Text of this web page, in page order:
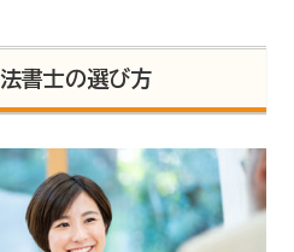
書士の選び方